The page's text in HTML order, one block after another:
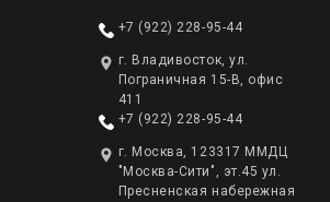
+7 (922) 228-95-44
г. Владивосток, ул.
Пограничная 15-В, офис
411
+7 (922) 228-95-44
г. Москва, 123317 ММДЦ
"Москва-Сити", эт.45 ул.
Пресненская набережная